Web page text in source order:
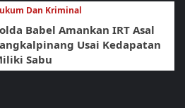
Dan Kriminal
Babel Amankan IRT Asal
Usai Kedapatan
Sabu